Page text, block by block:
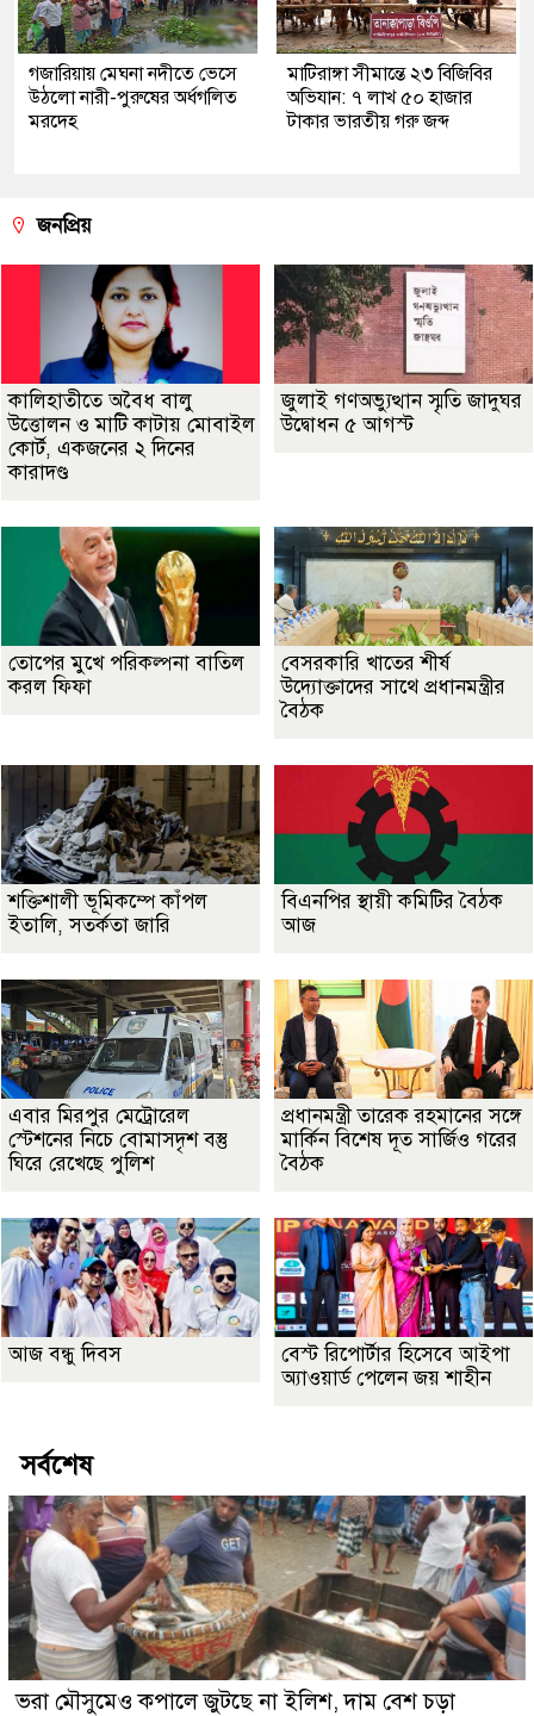
গজারিয়ায় মেঘনা নদীতে ভেসে
উঠলো নারী-পুরুষের অর্ধগলিত
মরদেহ
মাটিরাঙ্গা সীমান্তে ২৩ বিজিবির
অভিযান: ৭ লাখ ৫০ হাজার
টাকার ভারতীয় গরু জব্দ
জনপ্রিয়
কালিহাতীতে অবৈধ বালু
উত্তোলন ও মাটি কাটায় মোবাইল
কোর্ট, একজনের ২ দিনের
কারাদণ্ড
জুলাই গণঅভ্যুত্থান স্মৃতি জাদুঘর
উদ্বোধন ৫ আগস্ট
তোপের মুখে পরিকল্পনা বাতিল
করল ফিফা
বেসরকারি খাতের শীর্ষ
উদ্যোক্তাদের সাথে প্রধানমন্ত্রীর
বৈঠক
শক্তিশালী ভূমিকম্পে কাঁপল
ইতালি, সতর্কতা জারি
বিএনপির স্থায়ী কমিটির বৈঠক
আজ
এবার মিরপুর মেট্রোরেল
স্টেশনের নিচে বোমাসদৃশ বস্তু
ঘিরে রেখেছে পুলিশ
প্রধানমন্ত্রী তারেক রহমানের সঙ্গে
মার্কিন বিশেষ দূত সার্জিও গরের
বৈঠক
আজ বন্ধু দিবস
বেস্ট রিপোর্টার হিসেবে আইপা
অ্যাওয়ার্ড পেলেন জয় শাহীন
সর্বশেষ
ভরা মৌসুমেও কপালে জুটছে না ইলিশ, দাম বেশ চড়া